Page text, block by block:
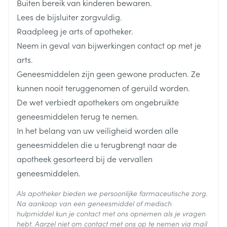
verband met de te nemen maatregelen. Om het
risico op dit effect te verminderen, wordt
aanbevolen na elk gebruik de mond met water te
spoelen.
Heesheid
Hoest
Pneumonie (longinfectie) bij COPD-patiënten
koorts of koude rillingen
verhoogde productie van slijm, verandering van de
kleur van het slijm
vaker hoesten of meer ademhalingsmoeilijkheden
Wazig zien
Angst, depressie
Spierspasme
wegens het geringe debiet
De volgende vernevelaars werden in klinische
studies gebruikt: Pari Inhalierboy, Aiolos, Easy Air,
Voor de PULMICORT suspensie wordt het optimale
rendement verkregen met een debiet van 5-8 l/min
en een vulvolume van 2-4 ml
PULMICORT vernevelsuspensie kan gemengd
worden met een 0,9%-ige fysiologische oplossing en
met oplossingen voor verneveling van terbutaline,
salbutamol, natriumcromoglicaat of ipratropium
De dosissen kunnen verdeeld worden naar gelang
de voorgeschreven posologie. Elke dosis vertoont
een merklijn die een volume van 1 ml aangeeft
wanneer de dosis omgekeerd gehouden wordt
Lengte
Diepte 60 mm
Verpakking
20
Actieve
Ingrediënten
budesonide
Behoud Kamertemperatuur (15°C - 25°C)
Buiten bereik van kinderen bewaren.
Lees de bijsluiter zorgvuldig.
Raadpleeg je arts of apotheker.
Neem in geval van bijwerkingen contact op met je
arts.
Geneesmiddelen zijn geen gewone producten. Ze
kunnen nooit teruggenomen of geruild worden.
De wet verbiedt apothekers om ongebruikte
geneesmiddelen terug te nemen.
In het belang van uw veiligheid worden alle
geneesmiddelen die u terugbrengt naar de
apotheek gesorteerd bij de vervallen
geneesmiddelen.
Als apotheker bieden we persoonlijke farmaceutische zorg.
Na aankoop van een geneesmiddel of medisch
hulpmiddel kun je contact met ons opnemen als je vragen
hebt. Aarzel niet om contact met ons op te nemen via mail